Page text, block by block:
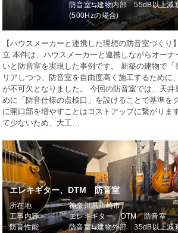
防音室⇆建物内部 55dB以上減
(500Hzの場合)
【ハウスメーカーと連携した理想の防音室づくり
立 本件は、ハウスメーカーと連携しながらオーナ
いと防音室を実現した事例です。 新築の建物で「
リアしつつ、防音室を自由度高く施工するために
が不可欠となりました。 今回の防音室では、天井
めに「防音仕様の点検口」を設けることで基準を
に開口部を増やすことはコストアップに繋がりま
て少ないため、大工…
エレキギター、DTM 防音室
所在地
神奈川県川崎市
工事内容
エレキギター、DTM 防音室
防音性能
防音室⇆建物外部 35dB以上減